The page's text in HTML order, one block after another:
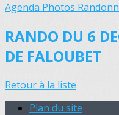
Agenda Photos
RANDO DU 6
DE FALOUBET
Retour à la liste
Plan du site